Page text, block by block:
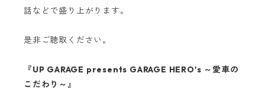
話などで盛り上がります。
是非ご聴取ください。
『UP GARAGE presents GARAGE HERO's ～愛車の
こだわり～』